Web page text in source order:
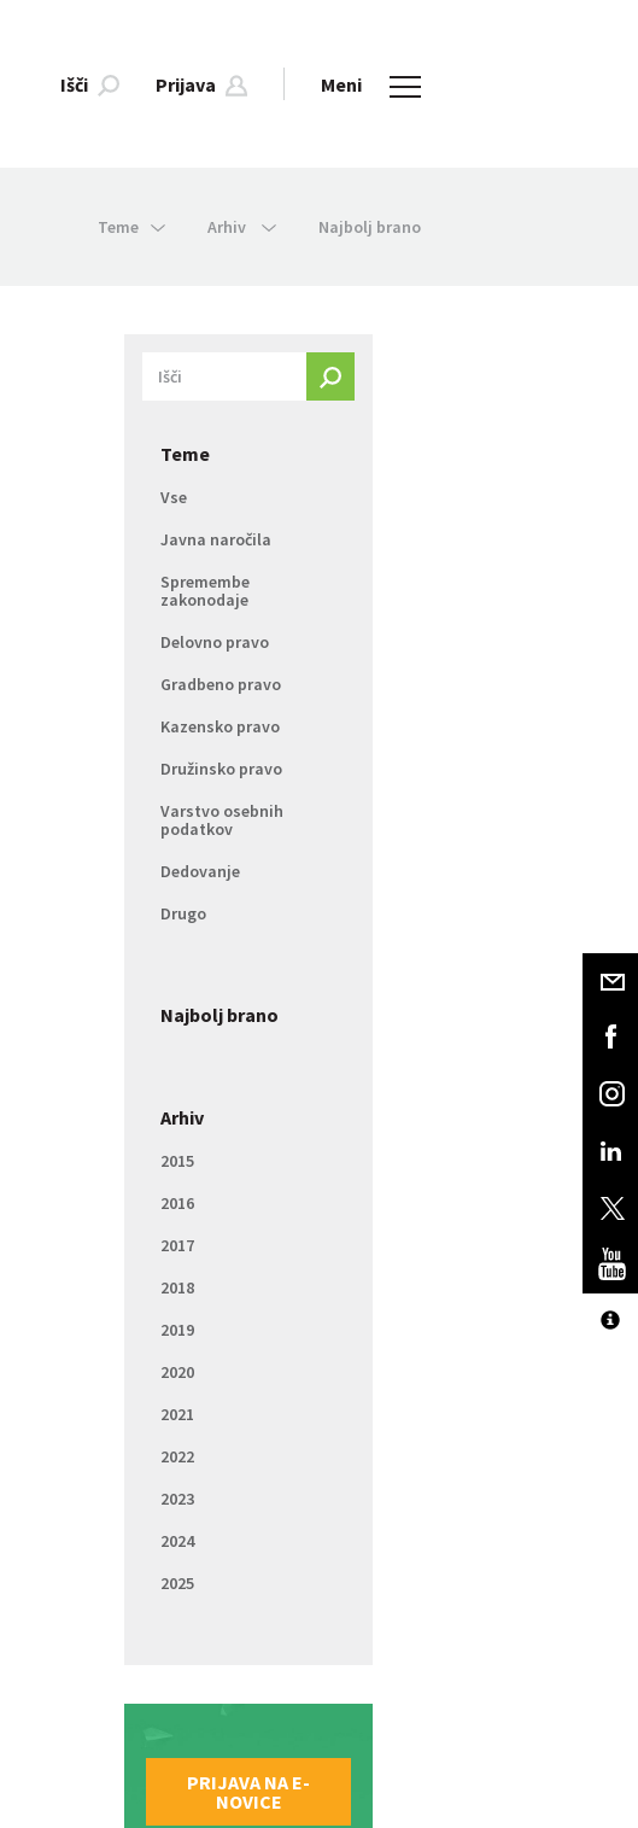
Išči Prijava Meni
Teme Arhiv Najbolj brano
Teme
Vse
Javna naročila
Spremembe
zakonodaje
Delovno pravo
Gradbeno pravo
Kazensko pravo
Družinsko pravo
Varstvo osebnih
podatkov
Dedovanje
Drugo
Najbolj brano
Arhiv
2015
2016
2017
2018
2019
2020
2021
2022
2023
2024
2025
PRIJAVA NA E-
NOVICE